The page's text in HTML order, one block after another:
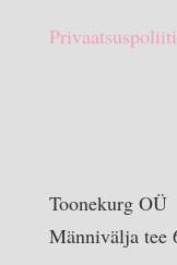
Toonekurg OÜ
Männivälja tee